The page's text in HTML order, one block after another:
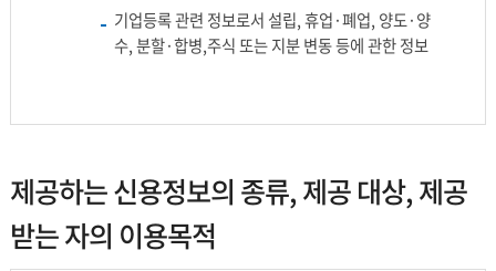
기업등록 관련 정보로서 설립, 휴업·폐업, 양도·양
수, 분할·합병,주식 또는 지분 변동 등에 관한 정보
제공하는 신용정보의 종류, 제공 대상, 제공
받는 자의 이용목적